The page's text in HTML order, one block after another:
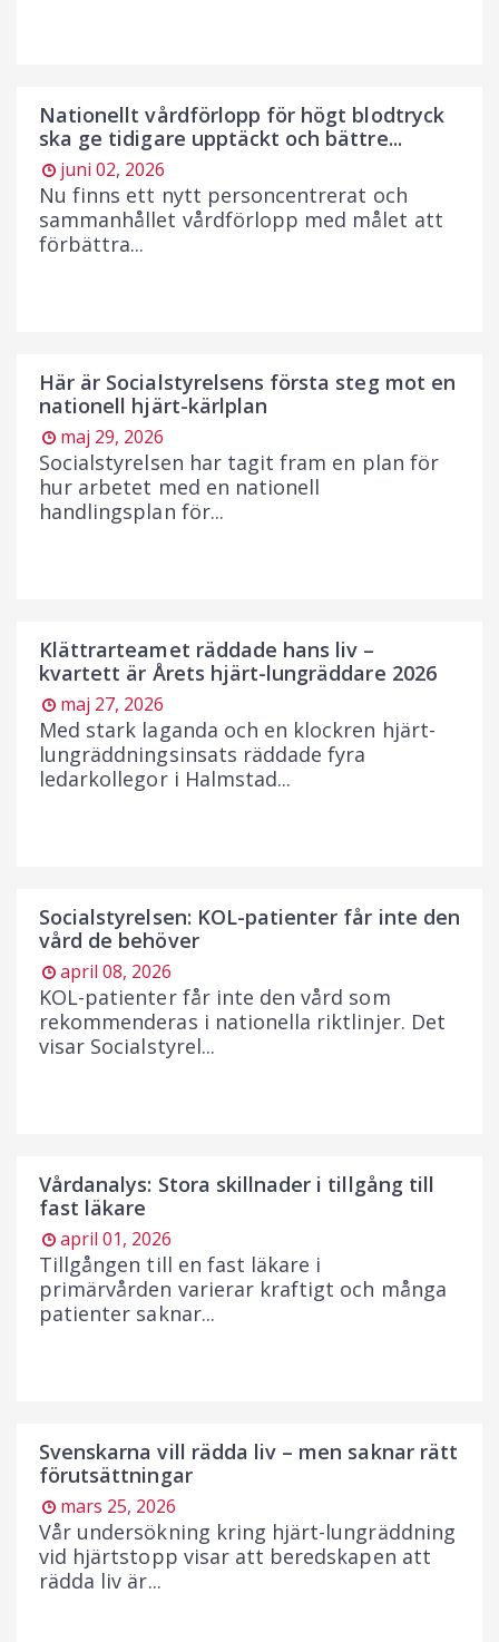
Nationellt vårdförlopp för högt blodtryck
ska ge tidigare upptäckt och bättre...
juni 02, 2026
Nu finns ett nytt personcentrerat och
sammanhållet vårdförlopp med målet att
förbättra...
Här är Socialstyrelsens första steg mot en
nationell hjärt-kärlplan
maj 29, 2026
Socialstyrelsen har tagit fram en plan för
hur arbetet med en nationell
handlingsplan för...
Klättrarteamet räddade hans liv –
kvartett är Årets hjärt-lungräddare 2026
maj 27, 2026
Med stark laganda och en klockren hjärt-
lungräddningsinsats räddade fyra
ledarkollegor i Halmstad...
Socialstyrelsen: KOL-patienter får inte den
vård de behöver
april 08, 2026
KOL-patienter får inte den vård som
rekommenderas i nationella riktlinjer. Det
visar Socialstyrel...
Vårdanalys: Stora skillnader i tillgång till
fast läkare
april 01, 2026
Tillgången till en fast läkare i
primärvården varierar kraftigt och många
patienter saknar...
Svenskarna vill rädda liv – men saknar rätt
förutsättningar
mars 25, 2026
Vår undersökning kring hjärt-lungräddning
vid hjärtstopp visar att beredskapen att
rädda liv är...